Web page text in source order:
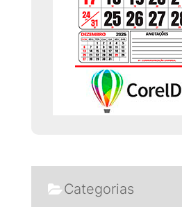
Categorias